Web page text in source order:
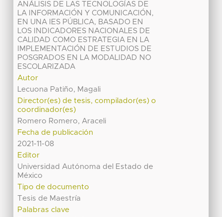
ANÁLISIS DE LAS TECNOLOGÍAS DE
LA INFORMACIÓN Y COMUNICACIÓN,
EN UNA IES PÚBLICA, BASADO EN
LOS INDICADORES NACIONALES DE
CALIDAD COMO ESTRATEGIA EN LA
IMPLEMENTACIÓN DE ESTUDIOS DE
POSGRADOS EN LA MODALIDAD NO
ESCOLARIZADA
Autor
Lecuona Patiño, Magali
Director(es) de tesis, compilador(es) o
coordinador(es)
Romero Romero, Araceli
Fecha de publicación
2021-11-08
Editor
Universidad Autónoma del Estado de
México
Tipo de documento
Tesis de Maestría
Palabras clave